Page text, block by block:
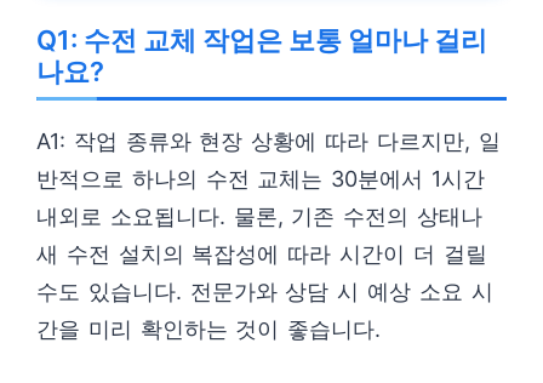
Q1: 수전 교체 작업은 보통 얼마나 걸리
나요?
A1: 작업 종류와 현장 상황에 따라 다르지만, 일
반적으로 하나의 수전 교체는 30분에서 1시간
내외로 소요됩니다. 물론, 기존 수전의 상태나
새 수전 설치의 복잡성에 따라 시간이 더 걸릴
수도 있습니다. 전문가와 상담 시 예상 소요 시
간을 미리 확인하는 것이 좋습니다.